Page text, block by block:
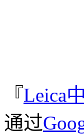
『Leica
通过